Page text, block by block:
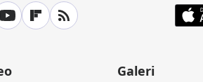
Galeri